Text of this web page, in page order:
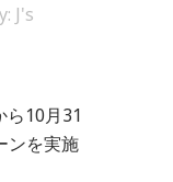
J's
ら10月31
ンを実施